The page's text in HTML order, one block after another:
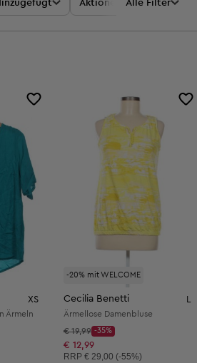
Aktionen Preis
Alle Filter
XS
Ärmeln
-20% mit WELCOME
Cecilia Benetti
Ärmellose Damenbluse
Startpreis:
€ 19,99
Discount Price:
-35%
Reduzierter Preis:
€ 12,99
Unverbindliche Preisempfehlung:
RRP € 29,00 (-55%)